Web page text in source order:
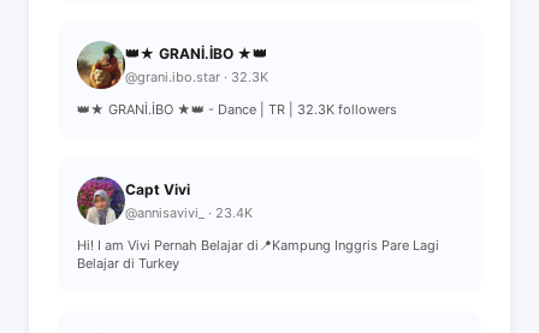
👑★ GRANİ.İBO ★👑
@grani.ibo.star · 32.3K
👑★ GRANİ.İBO ★👑 - Dance | TR | 32.3K followers
Capt Vivi
@annisavivi_ · 23.4K
Hi! I am Vivi Pernah Belajar di📍Kampung Inggris Pare Lagi
Belajar di Turkey